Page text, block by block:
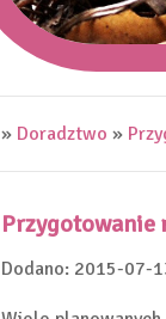
» Doradztwo »
Przygotowanie
Dodano: 2015-07-